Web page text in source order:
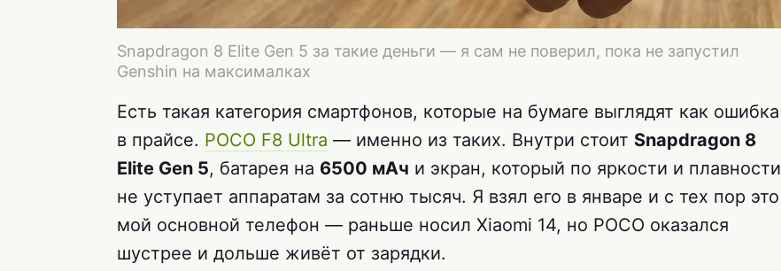
Snapdragon 8 Elite Gen 5 за такие деньги — я сам не поверил, пока не запустил
Genshin на максималках
Есть такая категория смартфонов, которые на бумаге выглядят как ошибка
в прайсе. POCO F8 Ultra — именно из таких. Внутри стоит Snapdragon 8
Elite Gen 5, батарея на 6500 мАч и экран, который по яркости и плавности
не уступает аппаратам за сотню тысяч. Я взял его в январе и с тех пор это
мой основной телефон — раньше носил Xiaomi 14, но POCO оказался
шустрее и дольше живёт от зарядки.